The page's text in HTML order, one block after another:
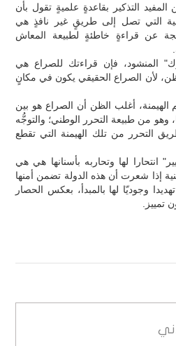
التذكير بقاعدةٍ علميةٍ تقول بأن
التي تصل إلى طريقٍ غير نافذٍ هي
عن قراءةٍ خاطئةٍ لطبيعة المعاش
المنشود، فإن قراءتك للصراع هي
لأن الصراع الحقيقي يكون في مكانٍ
الهيمنة، أغلب الظن أن الصراع هو بين
وهو من طبيعة التحرر الوطني؛ والتوجُّه
التحرر من تلك الهيمنة التي تقطع
انتحارا لها وتحاربه بأسنانها هي هي
إذا شعرت أن هذه الدولة تضمن أمنها
وجوديّا لها بالمبدأ، بعكس الحصار
تمييز.